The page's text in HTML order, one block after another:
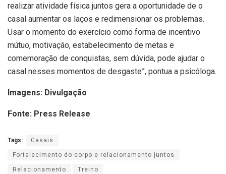
realizar atividade física juntos gera a oportunidade de o
casal aumentar os laços e redimensionar os problemas.
Usar o momento do exercício como forma de incentivo
mútuo, motivação, estabelecimento de metas e
comemoração de conquistas, sem dúvida, pode ajudar o
casal nesses momentos de desgaste”, pontua a psicóloga.
Imagens: Divulgação
Fonte: Press Release
Tags: Casais
Fortalecimento do corpo e relacionamento juntos
Relacionamento Treino